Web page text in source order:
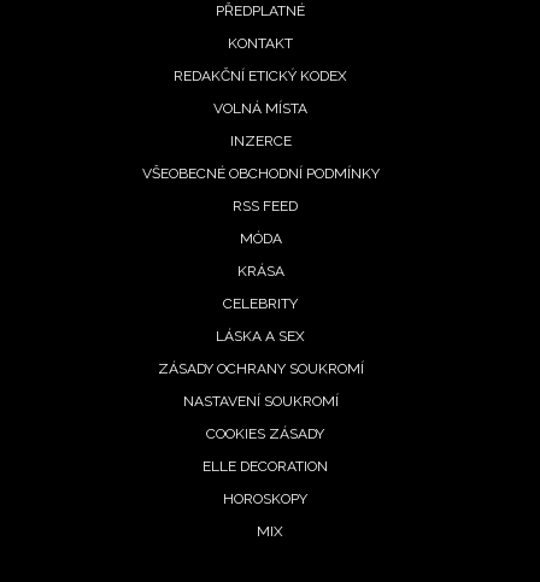
PŘEDPLATNÉ
KONTAKT
REDAKČNÍ ETICKÝ KODEX
VOLNÁ MÍSTA
INZERCE
VŠEOBECNÉ OBCHODNÍ PODMÍNKY
RSS FEED
MÓDA
KRÁSA
CELEBRITY
LÁSKA A SEX
ZÁSADY OCHRANY SOUKROMÍ
NASTAVENÍ SOUKROMÍ
COOKIES ZÁSADY
ELLE DECORATION
HOROSKOPY
MIX